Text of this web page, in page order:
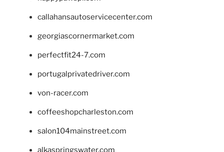
callahansautoservicecenter.com
georgiascornermarket.com
perfectfit24-7.com
portugalprivatedriver.com
von-racer.com
coffeeshopcharleston.com
salon104mainstreet.com
alkaspringswater.com